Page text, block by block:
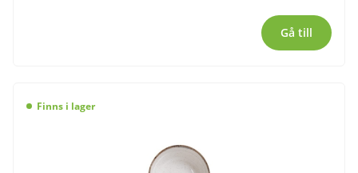
Gå till
Finns i lager